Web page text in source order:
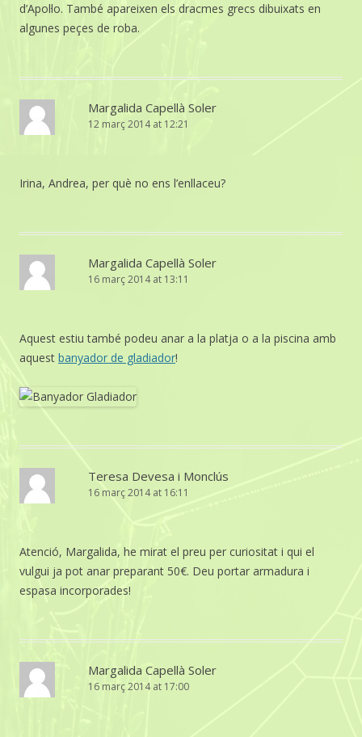
d’Apol·lo. També apareixen els dracmes grecs dibuixats en
algunes peçes de roba.
Margalida Capellà Soler
12 març 2014 at 12:21
Irina, Andrea, per què no ens l’enllaceu?
Margalida Capellà Soler
16 març 2014 at 13:11
Aquest estiu també podeu anar a la platja o a la piscina amb
aquest banyador de gladiador!
Teresa Devesa i Monclús
16 març 2014 at 16:11
Atenció, Margalida, he mirat el preu per curiositat i qui el
vulgui ja pot anar preparant 50€. Deu portar armadura i
espasa incorporades!
Margalida Capellà Soler
16 març 2014 at 17:00